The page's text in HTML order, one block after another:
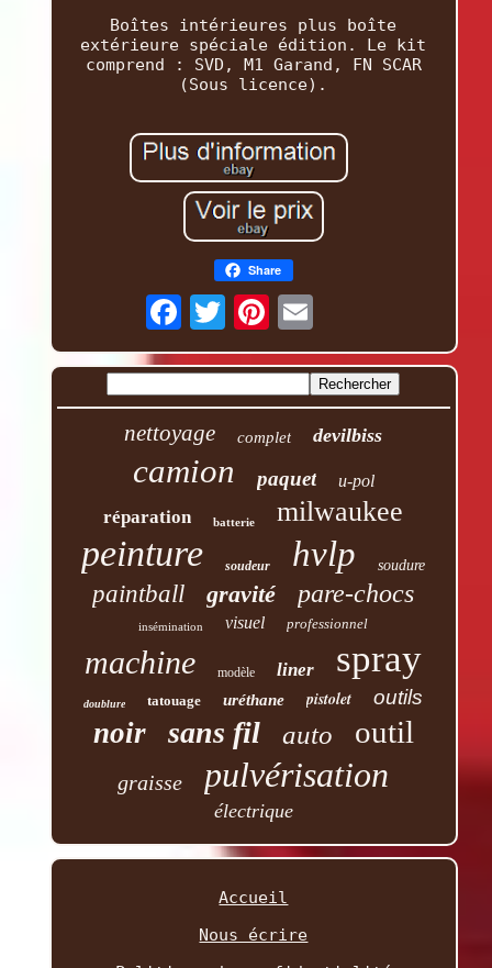
Boîtes intérieures plus boîte
extérieure spéciale édition. Le kit
comprend : SVD, M1 Garand, FN SCAR
(Sous licence).
Share
nettoyage complet devilbiss
camion paquet u-pol
réparation batterie milwaukee
peinture soudeur hvlp soudure
paintball gravité pare-chocs
insémination visuel professionnel
machine modèle liner spray
doublure tatouage uréthane pistolet outils
noir sans fil auto outil
graisse pulvérisation
électrique
Accueil
Nous écrire